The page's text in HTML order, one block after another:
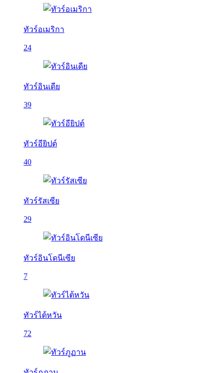
ทัวร์อเมริกา
24
ทัวร์อินเดีย
39
ทัวร์อียิปต์
40
ทัวร์รัสเซีย
29
ทัวร์อินโดนีเซีย
7
ทัวร์ไต้หวัน
72